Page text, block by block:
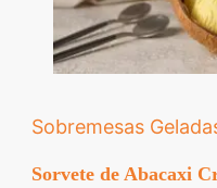
Sobremesas
Sorvete de Abacaxi